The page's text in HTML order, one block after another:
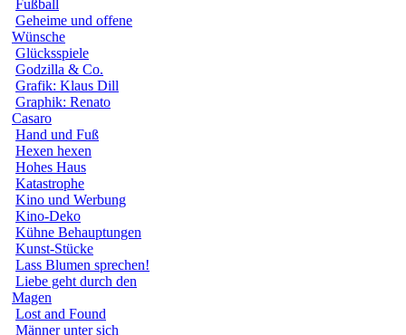
Fußball
Geheime und offene
Wünsche
Glücksspiele
Godzilla & Co.
Grafik: Klaus Dill
Graphik: Renato
Casaro
Hand und Fuß
Hexen hexen
Hohes Haus
Katastrophe
Kino und Werbung
Kino-Deko
Kühne Behauptungen
Kunst-Stücke
Lass Blumen sprechen!
Liebe geht durch den
Magen
Lost and Found
Männer unter sich